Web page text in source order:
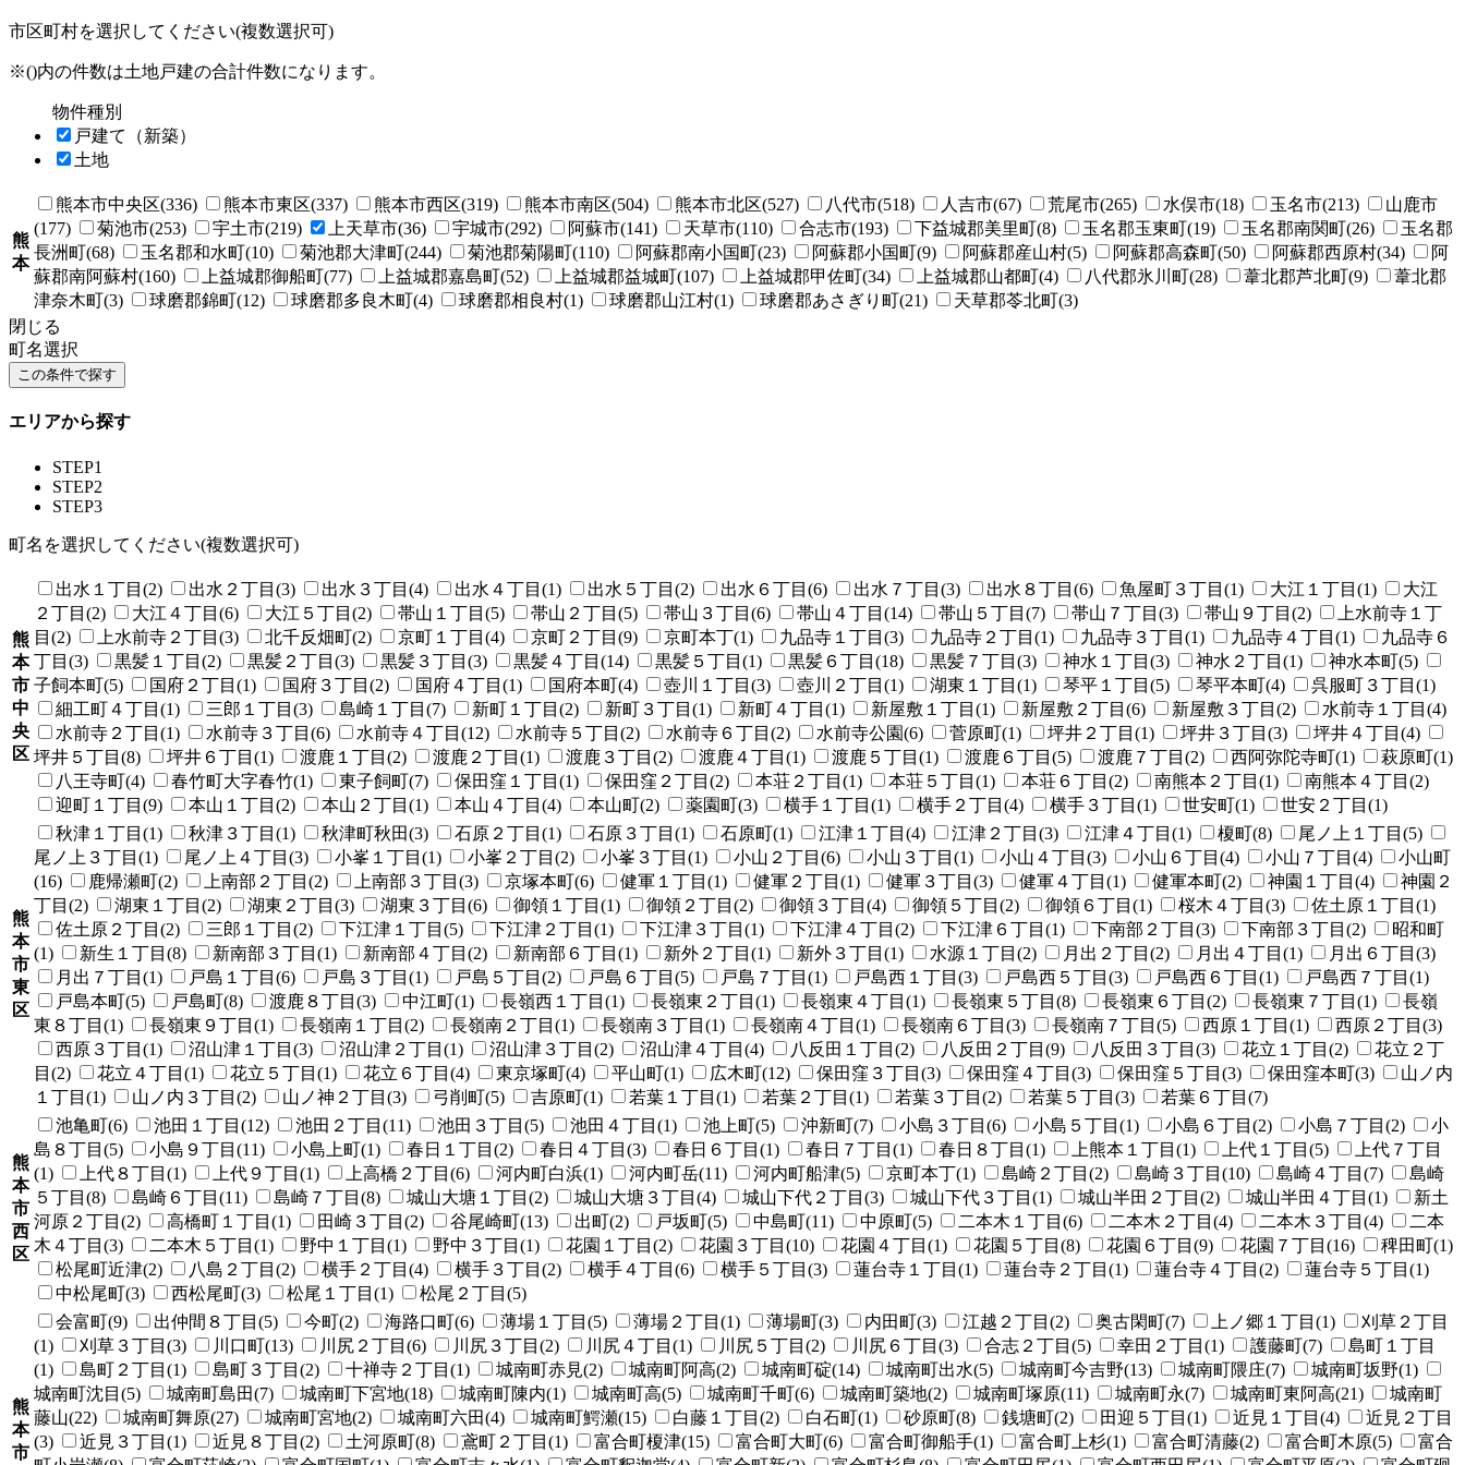
市区町村を選択してください(複数選択可)
※()内の件数は土地戸建の合計件数になります。
物件種別
戸建て（新築）
土地
熊
本
熊本市中央区(336) 熊本市東区(337) 熊本市西区(319) 熊本市南区(504) 熊本市北区(527) 八代市(518) 人吉市(67) 荒尾市(265) 水俣市(18) 玉名市(213)
山鹿市
(177)
菊池市(253) 宇土市(219) 上天草市(36) 宇城市(292) 阿蘇市(141) 天草市(110) 合志市(193) 下益城郡美里町(8) 玉名郡玉東町(19) 玉名郡南関町(26)
玉名郡
長洲町(68)
玉名郡和水町(10) 菊池郡大津町(244) 菊池郡菊陽町(110) 阿蘇郡南小国町(23) 阿蘇郡小国町(9) 阿蘇郡産山村(5) 阿蘇郡高森町(50) 阿蘇郡西原村(34)
阿
蘇郡南阿蘇村(160)
上益城郡御船町(77) 上益城郡嘉島町(52) 上益城郡益城町(107) 上益城郡甲佐町(34) 上益城郡山都町(4) 八代郡氷川町(28) 葦北郡芦北町(9)
葦北郡
津奈木町(3)
球磨郡錦町(12) 球磨郡多良木町(4) 球磨郡相良村(1) 球磨郡山江村(1) 球磨郡あさぎり町(21)
天草郡苓北町(3)
閉じる
町名選択
エリアから探す
STEP1
STEP2
STEP3
町名を選択してください(複数選択可)
熊
本
市
中
央
区
出水１丁目(2) 出水２丁目(3) 出水３丁目(4) 出水４丁目(1) 出水５丁目(2) 出水６丁目(6) 出水７丁目(3) 出水８丁目(6) 魚屋町３丁目(1) 大江１丁目(1)
大江
２丁目(2)
大江４丁目(6) 大江５丁目(2) 帯山１丁目(5) 帯山２丁目(5) 帯山３丁目(6) 帯山４丁目(14) 帯山５丁目(7) 帯山７丁目(3) 帯山９丁目(2)
上水前寺１丁
目(2)
上水前寺２丁目(3) 北千反畑町(2) 京町１丁目(4) 京町２丁目(9) 京町本丁(1) 九品寺１丁目(3) 九品寺２丁目(1) 九品寺３丁目(1) 九品寺４丁目(1)
九品寺６
丁目(3)
黒髪１丁目(2) 黒髪２丁目(3) 黒髪３丁目(3) 黒髪４丁目(14) 黒髪５丁目(1) 黒髪６丁目(18) 黒髪７丁目(3) 神水１丁目(3) 神水２丁目(1)
神水本町(5)
子飼本町(5)
国府２丁目(1) 国府３丁目(2) 国府４丁目(1) 国府本町(4) 壺川１丁目(3) 壺川２丁目(1) 湖東１丁目(1) 琴平１丁目(5) 琴平本町(4)
呉服町３丁目(1)
細工町４丁目(1)
三郎１丁目(3) 島崎１丁目(7) 新町１丁目(2) 新町３丁目(1) 新町４丁目(1) 新屋敷１丁目(1) 新屋敷２丁目(6) 新屋敷３丁目(2)
水前寺１丁目(4)
水前寺２丁目(1)
水前寺３丁目(6) 水前寺４丁目(12) 水前寺５丁目(2) 水前寺６丁目(2) 水前寺公園(6) 菅原町(1) 坪井２丁目(1) 坪井３丁目(3)
坪井４丁目(4)
坪井５丁目(8)
坪井６丁目(1) 渡鹿１丁目(2) 渡鹿２丁目(1) 渡鹿３丁目(2) 渡鹿４丁目(1) 渡鹿５丁目(1) 渡鹿６丁目(5) 渡鹿７丁目(2) 西阿弥陀寺町(1)
萩原町(1)
八王寺町(4)
春竹町大字春竹(1) 東子飼町(7) 保田窪１丁目(1) 保田窪２丁目(2) 本荘２丁目(1) 本荘５丁目(1) 本荘６丁目(2) 南熊本２丁目(1)
南熊本４丁目(2)
迎町１丁目(9)
本山１丁目(2) 本山２丁目(1) 本山４丁目(4) 本山町(2) 薬園町(3) 横手１丁目(1) 横手２丁目(4) 横手３丁目(1) 世安町(1) 世安２丁目(1)
熊
本
市
東
区
秋津１丁目(1) 秋津３丁目(1) 秋津町秋田(3) 石原２丁目(1) 石原３丁目(1) 石原町(1) 江津１丁目(4) 江津２丁目(3) 江津４丁目(1) 榎町(8)
尾ノ上１丁目(5)
尾ノ上３丁目(1)
尾ノ上４丁目(3) 小峯１丁目(1) 小峯２丁目(2) 小峯３丁目(1) 小山２丁目(6) 小山３丁目(1) 小山４丁目(3) 小山６丁目(4) 小山７丁目(4)
小山町
(16)
鹿帰瀬町(2) 上南部２丁目(2) 上南部３丁目(3) 京塚本町(6) 健軍１丁目(1) 健軍２丁目(1) 健軍３丁目(3) 健軍４丁目(1) 健軍本町(2) 神園１丁目(4)
神園２
丁目(2)
湖東１丁目(2) 湖東２丁目(3) 湖東３丁目(6) 御領１丁目(1) 御領２丁目(2) 御領３丁目(4) 御領５丁目(2) 御領６丁目(1) 桜木４丁目(3)
佐土原１丁目(1)
佐土原２丁目(2)
三郎１丁目(2) 下江津１丁目(5) 下江津２丁目(1) 下江津３丁目(1) 下江津４丁目(2) 下江津６丁目(1) 下南部２丁目(3) 下南部３丁目(2)
昭和町
(1)
新生１丁目(8) 新南部３丁目(1) 新南部４丁目(2) 新南部６丁目(1) 新外２丁目(1) 新外３丁目(1) 水源１丁目(2) 月出２丁目(2) 月出４丁目(1)
月出６丁目(3)
月出７丁目(1)
戸島１丁目(6) 戸島３丁目(1) 戸島５丁目(2) 戸島６丁目(5) 戸島７丁目(1) 戸島西１丁目(3) 戸島西５丁目(3) 戸島西６丁目(1)
戸島西７丁目(1)
戸島本町(5)
戸島町(8) 渡鹿８丁目(3) 中江町(1) 長嶺西１丁目(1) 長嶺東２丁目(1) 長嶺東４丁目(1) 長嶺東５丁目(8) 長嶺東６丁目(2) 長嶺東７丁目(1)
長嶺
東８丁目(1)
長嶺東９丁目(1) 長嶺南１丁目(2) 長嶺南２丁目(1) 長嶺南３丁目(1) 長嶺南４丁目(1) 長嶺南６丁目(3) 長嶺南７丁目(5) 西原１丁目(1)
西原２丁目(3)
西原３丁目(1)
沼山津１丁目(3) 沼山津２丁目(1) 沼山津３丁目(2) 沼山津４丁目(4) 八反田１丁目(2) 八反田２丁目(9) 八反田３丁目(3) 花立１丁目(2)
花立２丁
目(2)
花立４丁目(1) 花立５丁目(1) 花立６丁目(4) 東京塚町(4) 平山町(1) 広木町(12) 保田窪３丁目(3) 保田窪４丁目(3) 保田窪５丁目(3) 保田窪本町(3)
山ノ内
１丁目(1)
山ノ内３丁目(2) 山ノ神２丁目(3) 弓削町(5) 吉原町(1) 若葉１丁目(1) 若葉２丁目(1) 若葉３丁目(2) 若葉５丁目(3) 若葉６丁目(7)
熊
本
市
西
区
池亀町(6) 池田１丁目(12) 池田２丁目(11) 池田３丁目(5) 池田４丁目(1) 池上町(5) 沖新町(7) 小島３丁目(6) 小島５丁目(1) 小島６丁目(2) 小島７丁目(2)
小
島８丁目(5)
小島９丁目(11) 小島上町(1) 春日１丁目(2) 春日４丁目(3) 春日６丁目(1) 春日７丁目(1) 春日８丁目(1) 上熊本１丁目(1) 上代１丁目(5)
上代７丁目
(1)
上代８丁目(1) 上代９丁目(1) 上高橋２丁目(6) 河内町白浜(1) 河内町岳(11) 河内町船津(5) 京町本丁(1) 島崎２丁目(2) 島崎３丁目(10) 島崎４丁目(7)
島崎
５丁目(8)
島崎６丁目(11) 島崎７丁目(8) 城山大塘１丁目(2) 城山大塘３丁目(4) 城山下代２丁目(3) 城山下代３丁目(1) 城山半田２丁目(2) 城山半田４丁目(1)
新土
河原２丁目(2)
高橋町１丁目(1) 田崎３丁目(2) 谷尾崎町(13) 出町(2) 戸坂町(5) 中島町(11) 中原町(5) 二本木１丁目(6) 二本木２丁目(4) 二本木３丁目(4)
二本
木４丁目(3)
二本木５丁目(1) 野中１丁目(1) 野中３丁目(1) 花園１丁目(2) 花園３丁目(10) 花園４丁目(1) 花園５丁目(8) 花園６丁目(9) 花園７丁目(16)
稗田町(1)
松尾町近津(2)
八島２丁目(2) 横手２丁目(4) 横手３丁目(2) 横手４丁目(6) 横手５丁目(3) 蓮台寺１丁目(1) 蓮台寺２丁目(1) 蓮台寺４丁目(2)
蓮台寺５丁目(1)
中松尾町(3)
西松尾町(3) 松尾１丁目(1) 松尾２丁目(5)
熊
本
市
会富町(9) 出仲間８丁目(5) 今町(2) 海路口町(6) 薄場１丁目(5) 薄場２丁目(1) 薄場町(3) 内田町(3) 江越２丁目(2) 奥古閑町(7) 上ノ郷１丁目(1)
刈草２丁目
(1)
刈草３丁目(3) 川口町(13) 川尻２丁目(6) 川尻３丁目(2) 川尻４丁目(1) 川尻５丁目(2) 川尻６丁目(3) 合志２丁目(5) 幸田２丁目(1) 護藤町(7)
島町１丁目
(1)
島町２丁目(1) 島町３丁目(2) 十禅寺２丁目(1) 城南町赤見(2) 城南町阿高(2) 城南町碇(14) 城南町出水(5) 城南町今吉野(13) 城南町隈庄(7)
城南町坂野(1)
城南町沈目(5)
城南町島田(7) 城南町下宮地(18) 城南町陳内(1) 城南町高(5) 城南町千町(6) 城南町築地(2) 城南町塚原(11) 城南町永(7) 城南町東阿高(21)
城南町
藤山(22)
城南町舞原(27) 城南町宮地(2) 城南町六田(4) 城南町鰐瀬(15) 白藤１丁目(2) 白石町(1) 砂原町(8) 銭塘町(2) 田迎５丁目(1) 近見１丁目(4)
近見２丁目
(3)
近見３丁目(1) 近見８丁目(2) 土河原町(8) 鳶町２丁目(1) 富合町榎津(15) 富合町大町(6) 富合町御船手(1) 富合町上杉(1) 富合町清藤(2) 富合町木原(5)
富合